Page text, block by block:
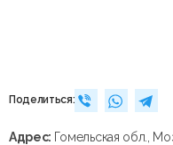
Поделиться:
Адрес: Гомельская обл.,